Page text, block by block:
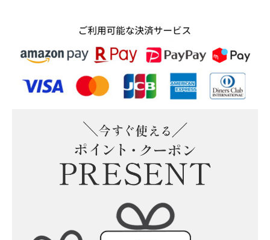
桜のお線香＆菊てまりブー
桜のお線香＆菊てまりブーケ
そのまま飾れる“こねこ”の
そのまま飾れる“こいぬ”のブ
ーケ(M)
そのまま飾れる“うさぎ”の
そのまま飾れる“ぱんだ”のブ
ーケ(M)
プリザーブドフラワー
ガラスドーム